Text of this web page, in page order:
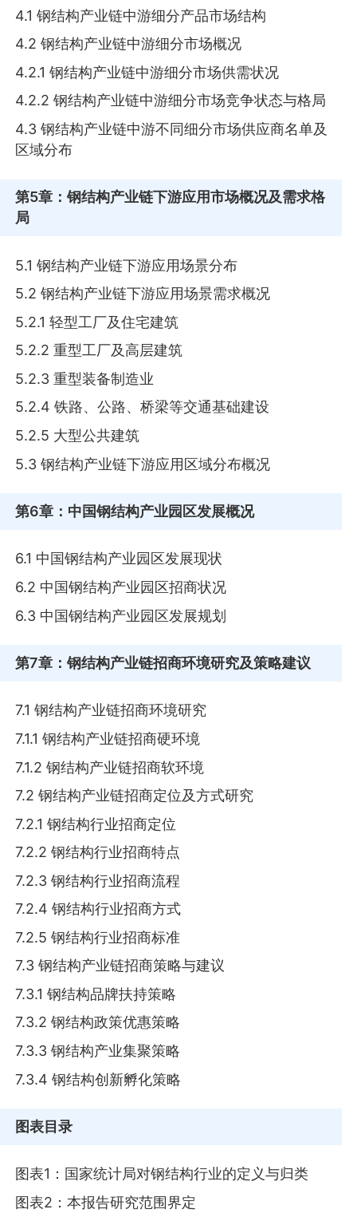
4.1 钢结构产业链中游细分产品市场结构
4.2 钢结构产业链中游细分市场概况
4.2.1 钢结构产业链中游细分市场供需状况
4.2.2 钢结构产业链中游细分市场竞争状态与格局
4.3 钢结构产业链中游不同细分市场供应商名单及
区域分布
第5章 ：钢结构产业链下游应用市场概况及需求格
局
5.1 钢结构产业链下游应用场景分布
5.2 钢结构产业链下游应用场景需求概况
5.2.1 轻型工厂及住宅建筑
5.2.2 重型工厂及高层建筑
5.2.3 重型装备制造业
5.2.4 铁路、公路、桥梁等交通基础建设
5.2.5 大型公共建筑
5.3 钢结构产业链下游应用区域分布概况
第6章 ：中国钢结构产业园区发展概况
6.1 中国钢结构产业园区发展现状
6.2 中国钢结构产业园区招商状况
6.3 中国钢结构产业园区发展规划
第7章 ：钢结构产业链招商环境研究及策略建议
7.1 钢结构产业链招商环境研究
7.1.1 钢结构产业链招商硬环境
7.1.2 钢结构产业链招商软环境
7.2 钢结构产业链招商定位及方式研究
7.2.1 钢结构行业招商定位
7.2.2 钢结构行业招商特点
7.2.3 钢结构行业招商流程
7.2.4 钢结构行业招商方式
7.2.5 钢结构行业招商标准
7.3 钢结构产业链招商策略与建议
7.3.1 钢结构品牌扶持策略
7.3.2 钢结构政策优惠策略
7.3.3 钢结构产业集聚策略
7.3.4 钢结构创新孵化策略
图表目录
图表1：国家统计局对钢结构行业的定义与归类
图表2：本报告研究范围界定